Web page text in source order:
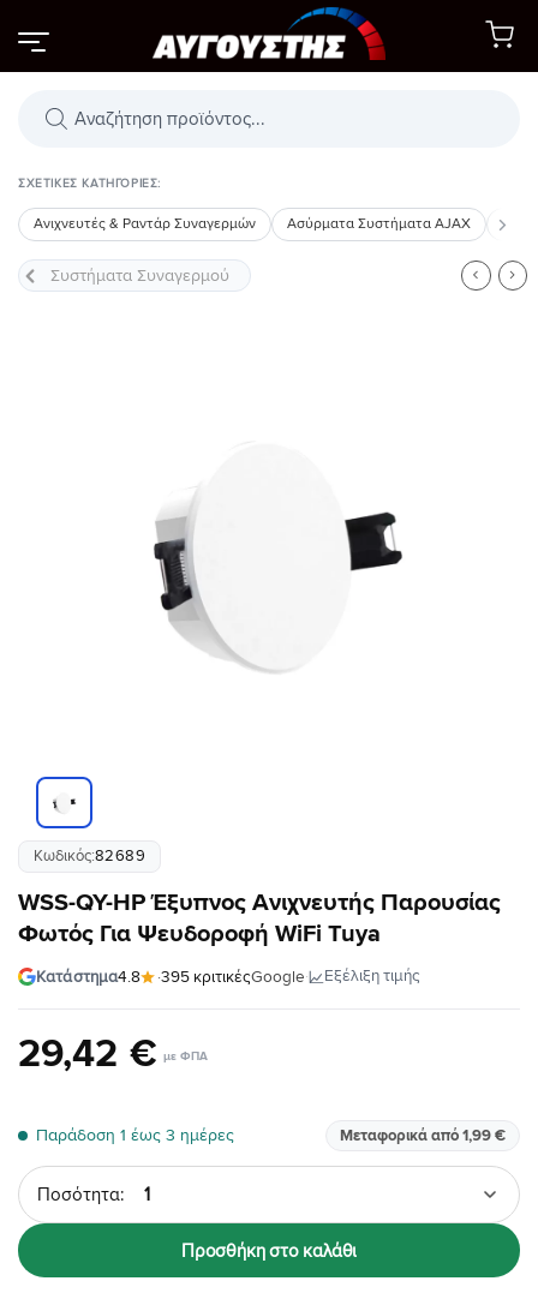
στο
περιεχόμενο
Αναζήτηση
ΣΧΕΤΙΚΈΣ ΚΑΤΗΓΟΡΊΕΣ:
Ανιχνευτές & Ραντάρ Συναγερμών Ασύρματα Συστήματα AJAX
Κωδικός:82689
WSS-QY-HP Έξυπνος Ανιχνευτής Παρουσίας
Φωτός Για Ψευδοροφή WiFi Tuya
Κατάστημα4.8 ·395 κριτικέςGoogle· Εξέλιξη τιμής
29,42 €
Παράδοση 1 έως 3 ημέρες Μεταφορικά από 1,99 €
Ποσότητα
Προσθήκη στο καλάθι